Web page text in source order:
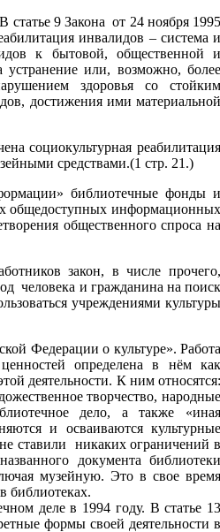
статье 9 Закона от 24 ноября 1995
инвалидов – система и
к бытовой, общественной и
устранение или, возможно, более
здоровья со стойким
достижения ими материальной
социокультурная реабилитация
средствами.(1 стр. 21.)
библиотечные фонды и
общедоступных информационных
общественного спроса на
закон, в числе прочего,
человека и гражданина на поиск
учреждениями культуры
Федерации о культуре». Работа
определена в нём как
деятельности. К ним относятся:
творчество, народные
дело, а также «иная
и осваиваются культурные
ставили никаких ограничений в
документа библиотеки
музейную. Это в свое время
библиотеках.
деле в 1994 году. В статье 13
формы своей деятельности в